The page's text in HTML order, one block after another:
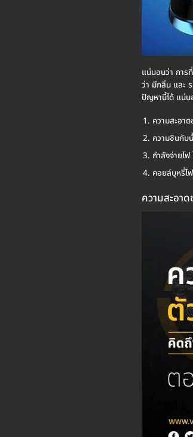
แน่นอนว่า การ
ว่า มีกลิ่น และ
ปัญหานี้ได้ แน่น
ความสะอา
ความชินกับ
กำลังจ่ายไฟ
คอยล์บุหรี่ไ
ความสะอา